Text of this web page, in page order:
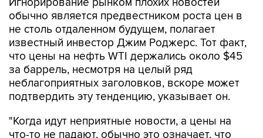
обычно является предвестником роста цен в
не столь отдаленном будущем, полагает
известный инвестор Джим Роджерс. Тот факт,
что цены на нефть WTI держались около $45
за баррель, несмотря на целый ряд
неблагоприятных заголовков, вскоре может
подтвердить эту тенденцию, указывает он.
"Когда идут неприятные новости, а цены на
что-то не падают, обычно это означает, что